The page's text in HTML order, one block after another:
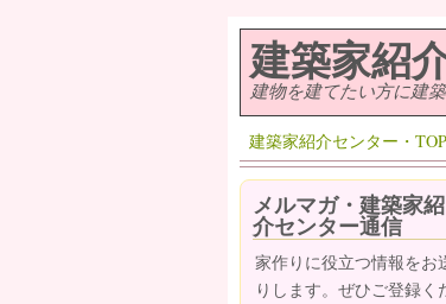
建築家紹
建物を建てたい方に建
建築家紹介センター・TOP
メルマガ・建築家紹
介センター通信
家作りに役立つ情報をお
りします。ぜひご登録く